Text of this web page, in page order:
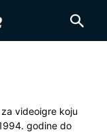
videoigre koju
godine do